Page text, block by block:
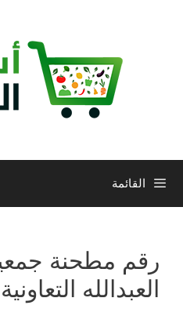
القائمة
رقم مطحنة
العبدالله التعاونية